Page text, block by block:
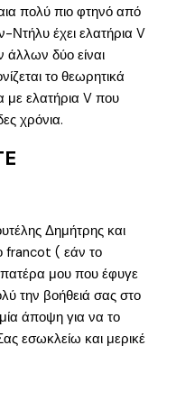
πολύ πιο φτηνό από
έχει ελατήρια V
άλλων δύο είναι
το θεωρητικά
με ελατήρια V που
χρόνια.
Δημήτρης και
francot ( εάν το
μου που έφυγε
την βοήθειά σας στο
άποψη για να το
εσωκλείω και μερικέ